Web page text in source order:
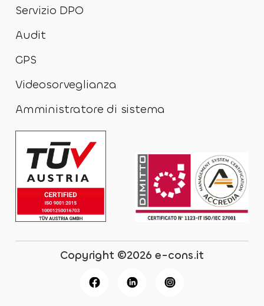
Servizio DPO
Audit
GPS
Videosorveglianza
Amministratore di sistema
Copyright ©2026 e-cons.it